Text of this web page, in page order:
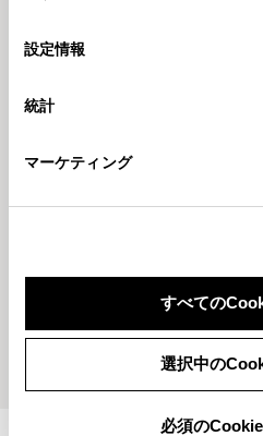
デバイスにすべてのCookie(クッ
意したことになります。
設定の変更、同意を撤回したり
「Cookie（クッキー）情報の取
設定情報
統計
マーケティング
すべての
選択中の
必須の
もっとみる